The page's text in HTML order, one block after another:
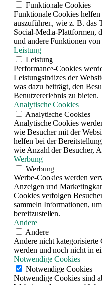
Funktionale Cookies
Funktionale Cookies
auszuführen, wie z. B. das
Social-Media-Plattformen,
und andere Funktionen
Leistung
Leistung
Performance-Cookies
Leistungsindizes der
was dazu beiträgt, den
Benutzererlebnis zu bieten.
Analytische Cookies
Analytische Cookies
Analytische Cookies
wie Besucher mit der
helfen bei der
wie Anzahl der Besucher,
Werbung
Werbung
Werbe-Cookies werden
Anzeigen und
Cookies verfolgen
sammeln Informationen,
bereitzustellen.
Andere
Andere
Andere nicht kategorisierte
werden und noch nicht in
Notwendige Cookies
Notwendige Cookies
Notwendige Cookies sind